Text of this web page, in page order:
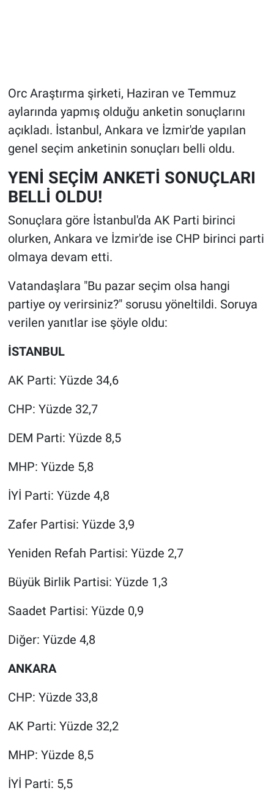
Orc Araştırma şirketi, Haziran ve Temmuz
aylarında yapmış olduğu anketin sonuçlarını
açıkladı. İstanbul, Ankara ve İzmir'de yapılan
genel seçim anketinin sonuçları belli oldu.
YENİ SEÇİM ANKETİ SONUÇLARI
BELLİ OLDU!
Sonuçlara göre İstanbul'da AK Parti birinci
olurken, Ankara ve İzmir'de ise CHP birinci parti
olmaya devam etti.
Vatandaşlara "Bu pazar seçim olsa hangi
partiye oy verirsiniz?" sorusu yöneltildi. Soruya
verilen yanıtlar ise şöyle oldu:
İSTANBUL
AK Parti: Yüzde 34,6
CHP: Yüzde 32,7
DEM Parti: Yüzde 8,5
MHP: Yüzde 5,8
İYİ Parti: Yüzde 4,8
Zafer Partisi: Yüzde 3,9
Yeniden Refah Partisi: Yüzde 2,7
Büyük Birlik Partisi: Yüzde 1,3
Saadet Partisi: Yüzde 0,9
Diğer: Yüzde 4,8
ANKARA
CHP: Yüzde 33,8
AK Parti: Yüzde 32,2
MHP: Yüzde 8,5
İYİ Parti: 5,5